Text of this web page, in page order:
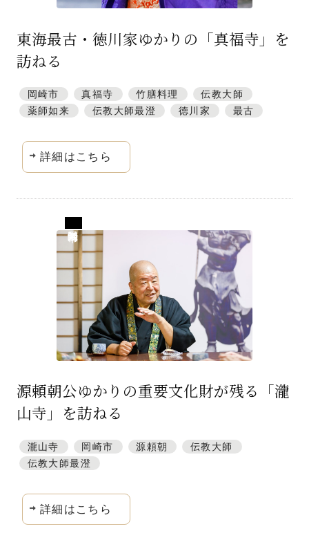
東海最古・徳川家ゆかりの「真福寺」を
訪ねる
岡崎市 真福寺 竹膳料理
伝教大師
薬師如来
伝教大師最澄 徳川家 最古
詳細はこちら
源頼朝公ゆかりの重要文化財が残る「瀧
山寺」を訪ねる
瀧山寺 岡崎市 源頼朝
伝教大師
伝教大師最澄
詳細はこちら